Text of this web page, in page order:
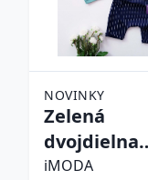
NOVINKY
Zelená
dvojdielna
bavlnená
iMODA